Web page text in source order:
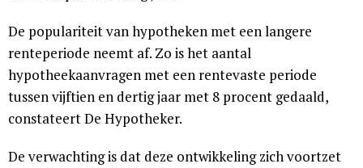
De populariteit van hypotheken met een langere
renteperiode neemt af. Zo is het aantal
hypotheekaanvragen met een rentevaste periode
tussen vijftien en dertig jaar met 8 procent gedaald,
constateert De Hypotheker.
De verwachting is dat deze ontwikkeling zich voortzet